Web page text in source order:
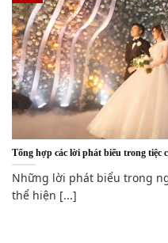
Tổng hợp các lời phát biểu trong tiệc
Những lời phát biểu trong
thể hiện [...]